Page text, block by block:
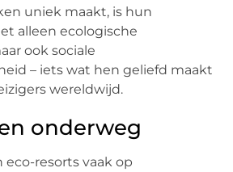
uniek maakt, is hun
alleen ecologische
ook sociale
– iets wat hen geliefd maakt
wereldwijd.
onderweg
resorts vaak op